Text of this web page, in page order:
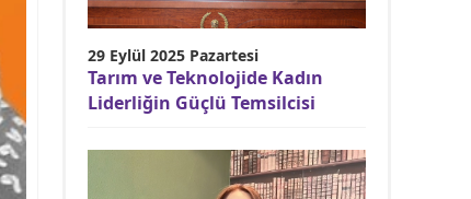
29 Eylül 2025 Pazartesi
Tarım ve Teknolojide Kadın
Liderliğin Güçlü Temsilcisi